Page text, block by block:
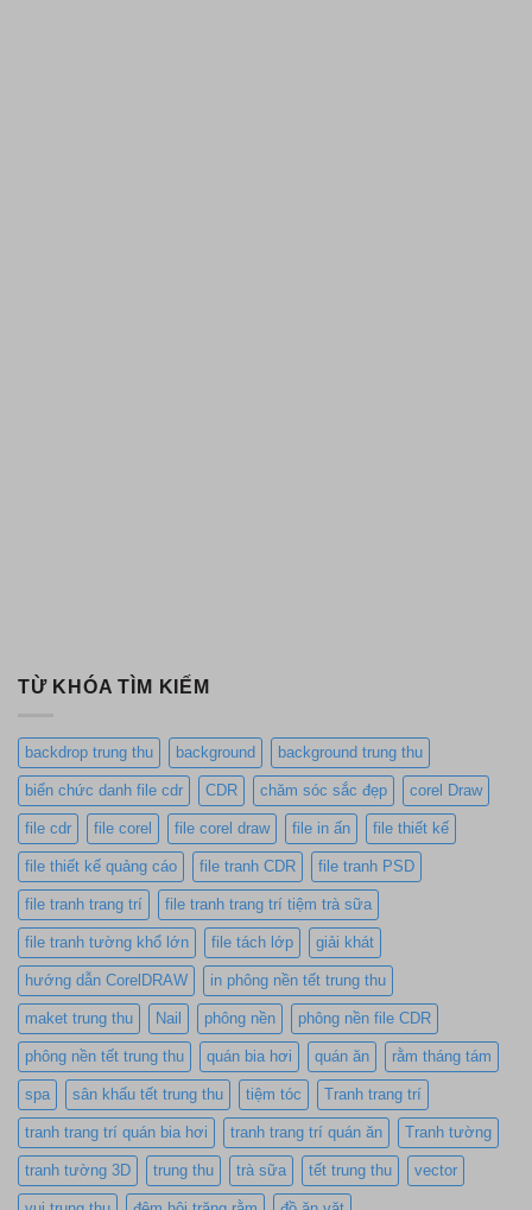
TỪ KHÓA TÌM KIẾM
backdrop trung thu background background trung thu
biển chức danh file cdr CDR chăm sóc sắc đẹp corel Draw
file cdr file corel file corel draw file in ấn file thiết kế
file thiết kế quảng cáo file tranh CDR file tranh PSD
file tranh trang trí file tranh trang trí tiệm trà sữa
file tranh tường khổ lớn file tách lớp giải khát
hướng dẫn CorelDRAW in phông nền tết trung thu
maket trung thu Nail phông nền phông nền file CDR
phông nền tết trung thu quán bia hơi quán ăn rằm tháng tám
spa sân khấu tết trung thu tiệm tóc Tranh trang trí
tranh trang trí quán bia hơi tranh trang trí quán ăn Tranh tường
tranh tường 3D trung thu trà sữa tết trung thu vector